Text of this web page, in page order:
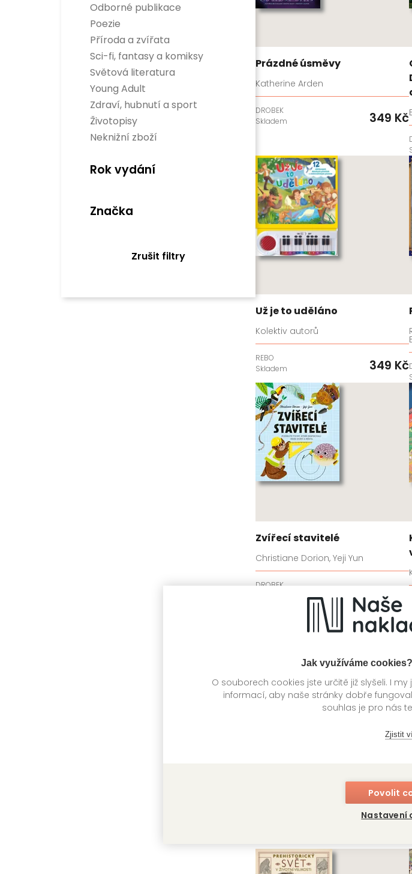
Jak využíváme
O souborech cookies jste určitě již slyšeli. I
informací, aby naše stránky dobře
souhlas je pro nás
Zjistit
Povolit
Nastavení
Odborné publikace
Esoterika a duchovní svět
Dítě, rodina a vztahy
Encyklopedie
Hobby
Osobnosti
Rozvoj osobnosti
Business a management
Populárně naučné
Historie
Poezie
Příroda a zvířata
Sci-fi, fantasy a komiksy
Sci-fi
Fantasy
Komiksy
Verneovky
Gamebooky
Manga
Světová literatura
Divadelní hry
Světová beletrie
Young Adult
Zdraví, hubnutí a sport
Sport
Zdraví a hubnutí
Životopisy
Neknižní zboží
Rok vydání
Značka
Zrušit filtry
Prázdné úsměvy
Katherine Arden
DROBEK
Skladem
349 Kč
Už je to uděláno
Kolektiv autorů
REBO
Skladem
349 Kč
Zvířecí stavitelé
Christiane Dorion, Yeji Yun
DROBEK
349 Kč